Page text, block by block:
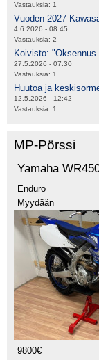
Vastauksia: 1
Vuoden 2027
4.6.2026 - 08:45
Vastauksia: 2
Koivisto: "Oksennus
27.5.2026 - 07:30
Vastauksia: 1
Huutoa ja
12.5.2026 - 12:42
Vastauksia: 1
MP-Pörssi
Yamaha
Enduro
Myydään
9800€